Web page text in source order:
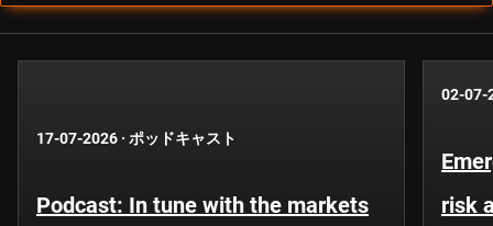
17-07-2026 · ポッドキャスト
Podcast: In tune with the markets
02-07-
risk